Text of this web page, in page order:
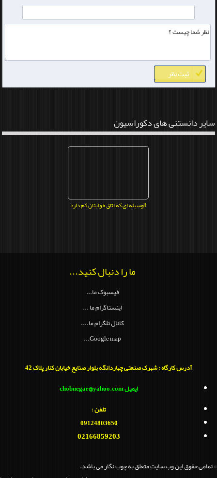
سایر دانستنی های دکوراسیون
8وسیله ای که اتاق خوابتان کم دارد
ما را دنبال کنید...
فیسبوک ما...
اینستاگرام ما ...
کانال تلگرام ما....
Google map...
آدرس کارگاه : شهرک صنعتی چهاردانگه بلوار صنایع خیابان کنار پلاک 42
ایمیل chobnegar@yahoo.com
تلفن :
09124803650
02166859203
© تمامی حقوق این وب سایت متعلق به چوب نگار می باشد.